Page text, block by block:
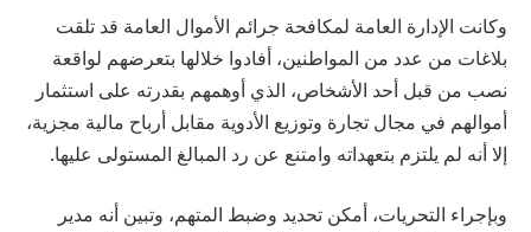
وكانت الإدارة العامة لمكافحة جرائم الأموال العامة قد تلقت
بلاغات من عدد من المواطنين، أفادوا خلالها بتعرضهم لواقعة
نصب من قبل أحد الأشخاص، الذي أوهمهم بقدرته على استثمار
أموالهم في مجال تجارة وتوزيع الأدوية مقابل أرباح مالية مجزية،
إلا أنه لم يلتزم بتعهداته وامتنع عن رد المبالغ المستولى عليها.
وبإجراء التحريات، أمكن تحديد وضبط المتهم، وتبين أنه مدير